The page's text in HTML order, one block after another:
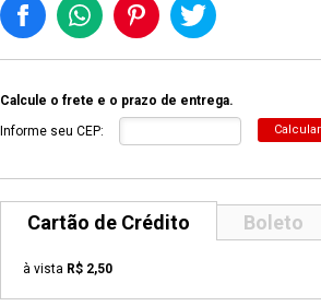
Calcule o frete e o prazo de entrega.
Informe seu CEP:
Calcular
Cartão de Crédito Boleto
à vista R$ 2,50